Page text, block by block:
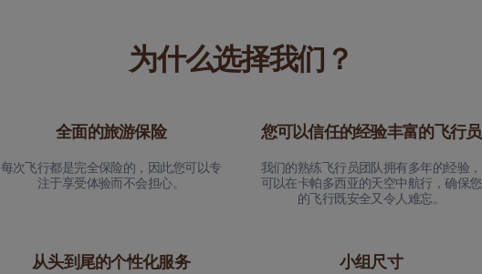
为什么选择我们？
全面的旅游保险
每次飞行都是完全保险的，因此您可以专
注于享受体验而不会担心。
您可以信任的经验丰富的飞行员
我们的熟练飞行员团队拥有多年的经验，
可以在卡帕多西亚的天空中航行，确保您
的飞行既安全又令人难忘。
从头到尾的个性化服务 小组尺寸